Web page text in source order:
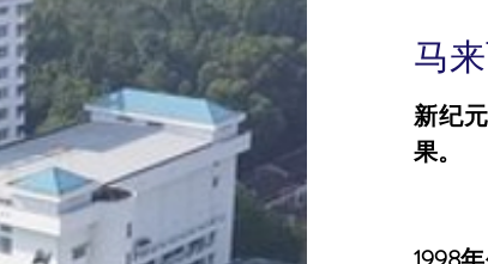
马
新纪
果。